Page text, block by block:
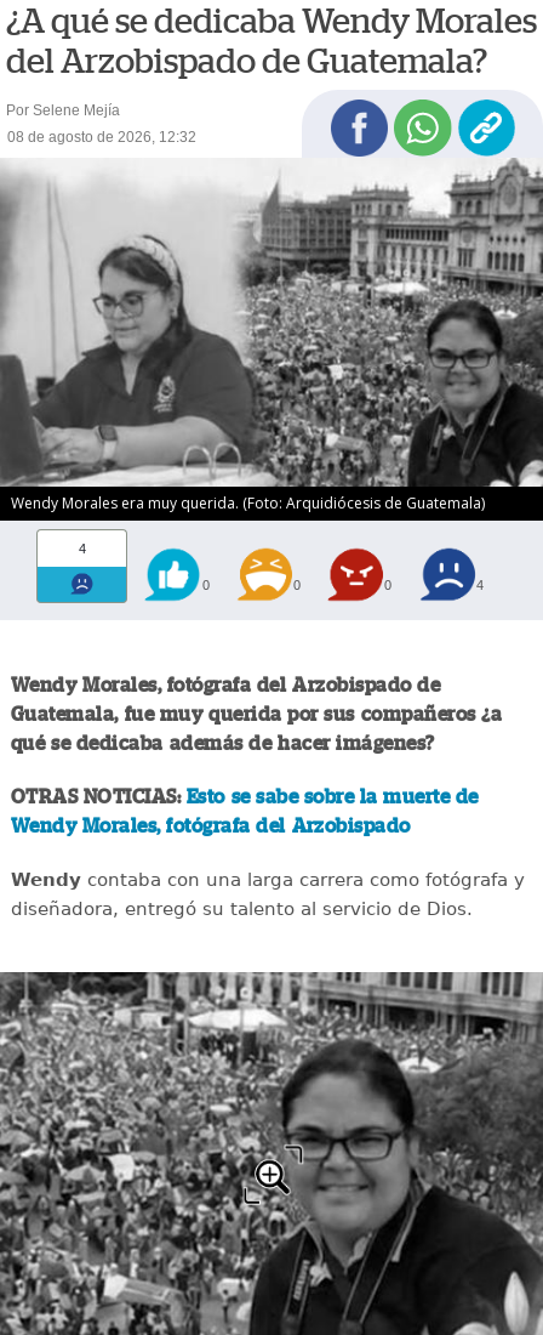
¿A qué se dedicaba Wendy Morales
del Arzobispado de Guatemala?
Por Selene Mejía
08 de agosto de 2026, 12:32
Wendy Morales era muy querida. (Foto: Arquidiócesis de Guatemala)
4
0 0 0 4
Wendy Morales, fotógrafa del Arzobispado de
Guatemala, fue muy querida por sus compañeros ¿a
qué se dedicaba además de hacer imágenes?
OTRAS NOTICIAS: Esto se sabe sobre la muerte de
Wendy Morales, fotógrafa del Arzobispado
Wendycontaba con una larga carrera como fotógrafa y
diseñadora, entregó su talento al servicio de Dios.